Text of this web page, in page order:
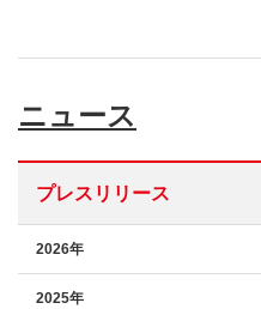
ニュース
プレスリリース
2026年
2025年